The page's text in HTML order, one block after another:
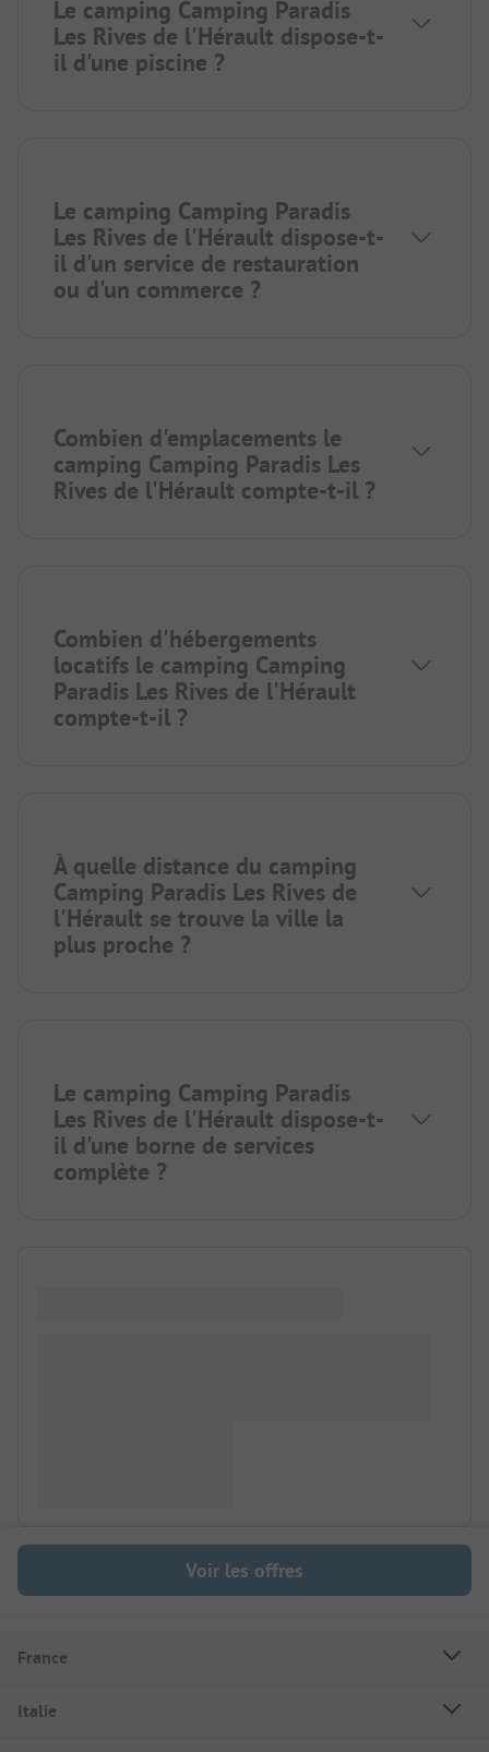
Le camping Camping Paradis
Les Rives de l'Hérault dispose-t-
il d'une piscine ?
Le camping Camping Paradis
Les Rives de l'Hérault dispose-t-
il d'un service de restauration
ou d'un commerce ?
Combien d'emplacements le
camping Camping Paradis Les
Rives de l'Hérault compte-t-il ?
Combien d'hébergements
locatifs le camping Camping
Paradis Les Rives de l'Hérault
compte-t-il ?
À quelle distance du camping
Camping Paradis Les Rives de
l'Hérault se trouve la ville la
plus proche ?
Le camping Camping Paradis
Les Rives de l'Hérault dispose-t-
il d'une borne de services
complète ?
Voir les offres
France
Italie